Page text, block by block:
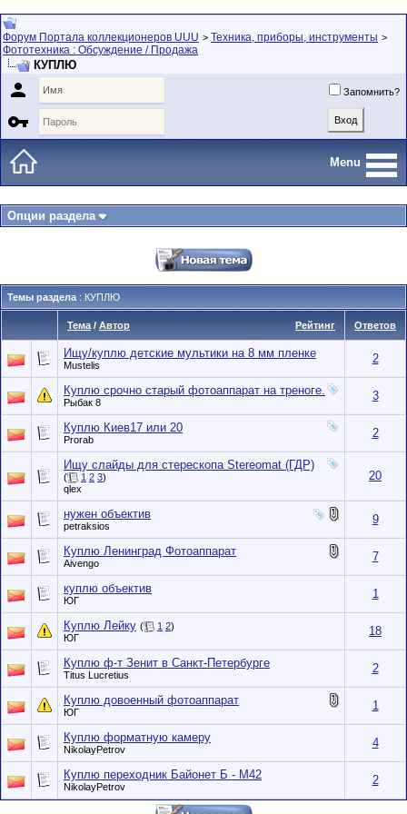
Форум Портала коллекционеров UUU > Техника, приборы, инструменты >
Фототехника : Обсуждение / Продажа
КУПЛЮ
 Запомнить?

Menu
Опции раздела
Темы раздела : КУПЛЮ
Рейтинг
Тема / Автор Ответов
Ищу/куплю детские мультики на 8 мм пленке
Mustelis 2
Куплю срочно старый фотоаппарат на треноге.
Рыбак 8 3
Куплю Киев17 или 20
Prorab 2
Ищу слайды для стерескопа Stereomat (ГДР)
( 1 2 3)
qlex
20
нужен объектив
petraksios 9
Куплю Ленинград Фотоаппарат
Aivengo 7
куплю объектив
ЮГ 1
Куплю Лейку ( 1 2)
ЮГ
18
Куплю ф-т Зенит в Санкт-Петербурге
Titus Lucretius 2
Куплю довоенный фотоаппарат
ЮГ 1
Куплю форматную камеру
NikolayPetrov 4
Куплю переходник Байонет Б - М42
NikolayPetrov 2